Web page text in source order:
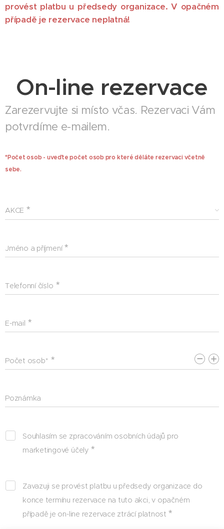
provést platbu u předsedy organizace. V opačném
případě je rezervace neplatná!
On-line rezervace
Zarezervujte si místo včas. Rezervaci Vám
potvrdíme e-mailem.
*Počet osob - uveďte počet osob pro které děláte rezervaci včetně
sebe.
AKCE
Jméno a příjmení
Telefonní číslo
E-mail
Počet osob*
Poznámka
Souhlasím se zpracováním osobních údajů pro
marketingové účely
Zavazuji se provést platbu u předsedy organizace do
konce termínu rezervace na tuto akci, v opačném
případě je on-line rezervace ztrácí platnost